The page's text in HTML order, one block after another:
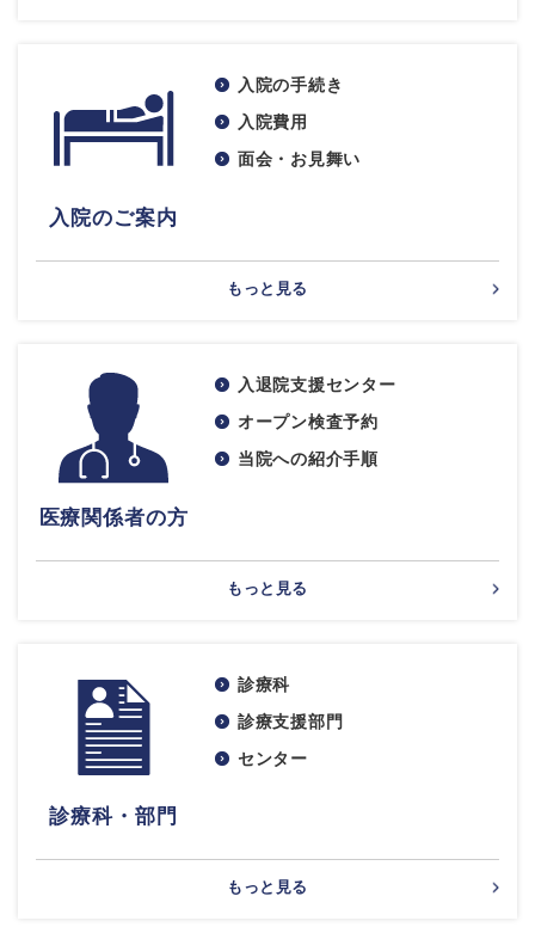
入院のご案内
入院の手続き
入院費用
面会・お見舞い
もっと見る
医療関係者の方
入退院支援センター
オープン検査予約
当院への紹介手順
もっと見る
診療科・部門
診療科
診療支援部門
センター
もっと見る